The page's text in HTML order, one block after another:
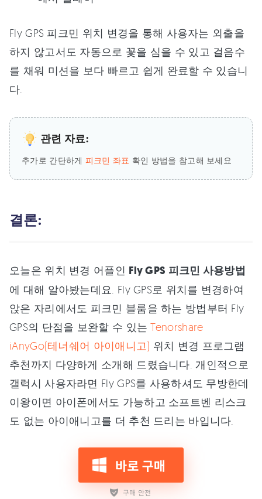
Fly GPS 피크민 위치 변경을 통해 사용자는 외출을
하지 않고서도 자동으로 꽃을 심을 수 있고 걸음수
를 채워 미션을 보다 빠르고 쉽게 완료할 수 있습니
다.
관련 자료:
추가로 간단하게 피크민 좌표 확인 방법을 참고해 보세요
결론:
오늘은 위치 변경 어플인 Fly GPS 피크민 사용방법
에 대해 알아봤는데요. Fly GPS로 위치를 변경하여
앉은 자리에서도 피크민 블룸을 하는 방법부터 Fly
GPS의 단점을 보완할 수 있는Tenorshare
iAnyGo(테너쉐어 아이애니고) 위치 변경 프로그램
추천까지 다양하게 소개해 드렸습니다. 개인적으로
갤럭시 사용자라면 Fly GPS를 사용하셔도 무방한데
이왕이면 아이폰에서도 가능하고 소프트벤 리스크
도 없는 아이애니고를 더 추천 드리는 바입니다.